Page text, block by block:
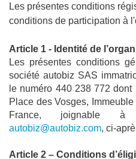
Les présentes conditions
conditions de participation à
Article 1 - Identité de
Les présentes conditions
société autobiz SAS
le numéro 440 238 772
Place des Vosges,
France, joignable
autobiz@autobiz.com, ci-
Article 2 – Conditions